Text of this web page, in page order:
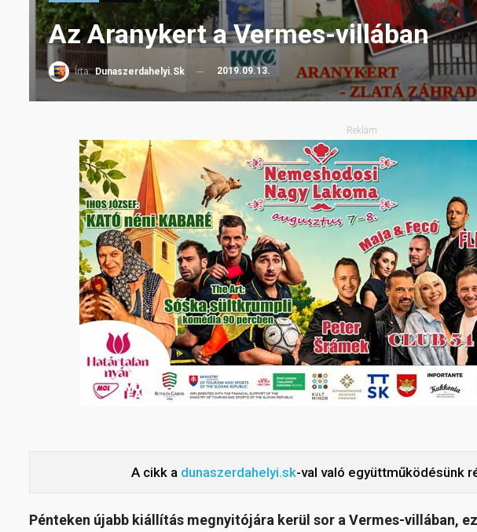
Az Aranykert a Vermes-villában
Írta:Dunaszerdahelyi.sk 2019.09.13.
Reklám
A cikk a dunaszerdahelyi.sk-val való együttműködésünk
Pénteken újabb kiállítás megnyitójára kerül sor a Vermes-villában,